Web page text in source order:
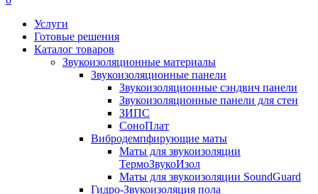
Услуги
Готовые решения
Каталог товаров
Звукоизоляционные материалы
Звукоизоляционные панели
Звукоизоляционные сэндвич панели
Звукоизоляционные панели для стен
ЗИПС
СоноПлат
Вибродемпфирующие маты
Маты для звукоизоляции
ТермоЗвукоИзол
Маты для звукоизоляции SoundGuard
Гидро-Звукоизоляция пола